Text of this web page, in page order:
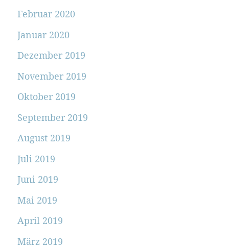
Februar 2020
Januar 2020
Dezember 2019
November 2019
Oktober 2019
September 2019
August 2019
Juli 2019
Juni 2019
Mai 2019
April 2019
März 2019